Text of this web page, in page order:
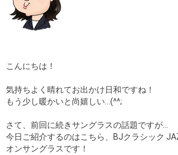
ブログ
こんにちは！
気持ちよく晴れてお出かけ日和ですね！
もう少し暖かいと尚嬉しい…(^^;
さて、前回に続きサングラスの話題ですが…
今日ご紹介するのはこちら、BJクラシック
オンサングラスです！